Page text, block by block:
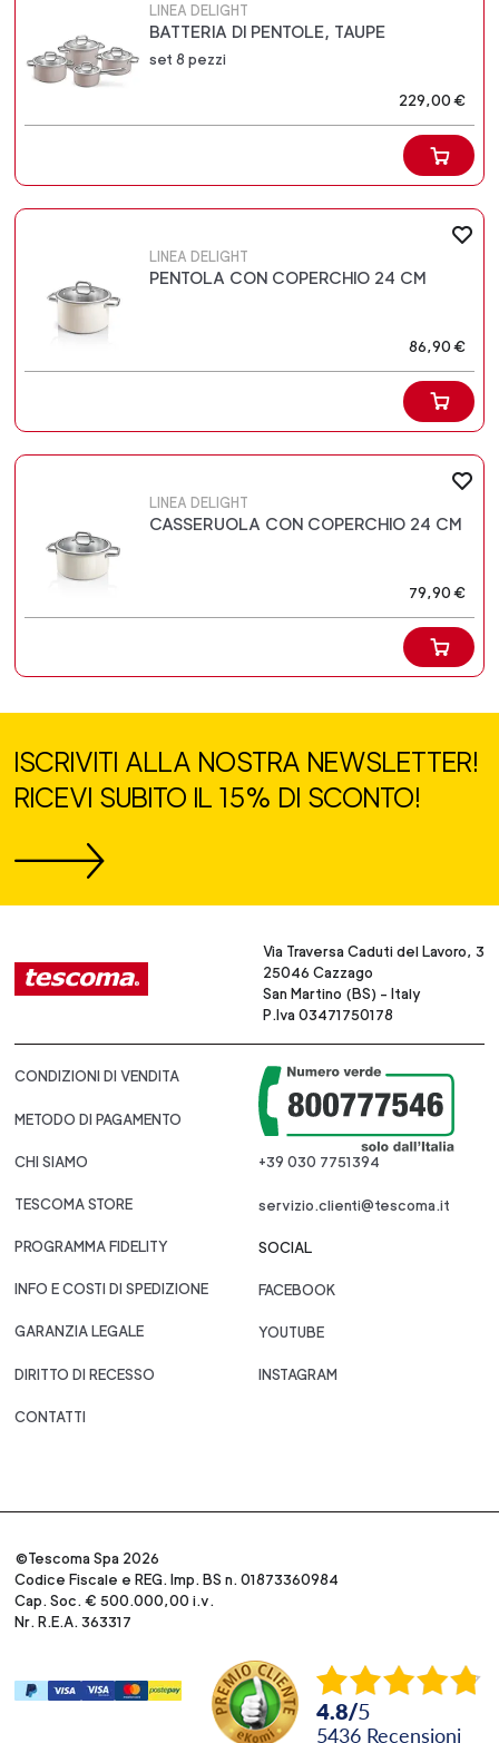
LINEA DELIGHT
BATTERIA DI PENTOLE, TAUPE
set 8 pezzi
229,00 €
LINEA DELIGHT
PENTOLA CON COPERCHIO 24 CM
86,90 €
LINEA DELIGHT
CASSERUOLA CON COPERCHIO 24 CM
79,90 €
ISCRIVITI ALLA NOSTRA NEWSLETTER!
RICEVI SUBITO IL 15% DI SCONTO!
Via Traversa Caduti del Lavoro, 3
25046 Cazzago
San Martino (BS) - Italy
P.Iva 03471750178
CONDIZIONI DI VENDITA
METODO DI PAGAMENTO
CHI SIAMO
TESCOMA STORE
PROGRAMMA FIDELITY
INFO E COSTI DI SPEDIZIONE
GARANZIA LEGALE
DIRITTO DI RECESSO
CONTATTI
+39 030 7751394
servizio.clienti@tescoma.it
SOCIAL
FACEBOOK
YOUTUBE
INSTAGRAM
©Tescoma Spa 2026
Codice Fiscale e REG. Imp. BS n. 01873360984
Cap. Soc. € 500.000,00 i.v.
Nr. R.E.A. 363317
4.8/5
5436 recensioni